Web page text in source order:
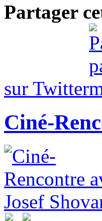
Partager
sur Twitter
Ciné-